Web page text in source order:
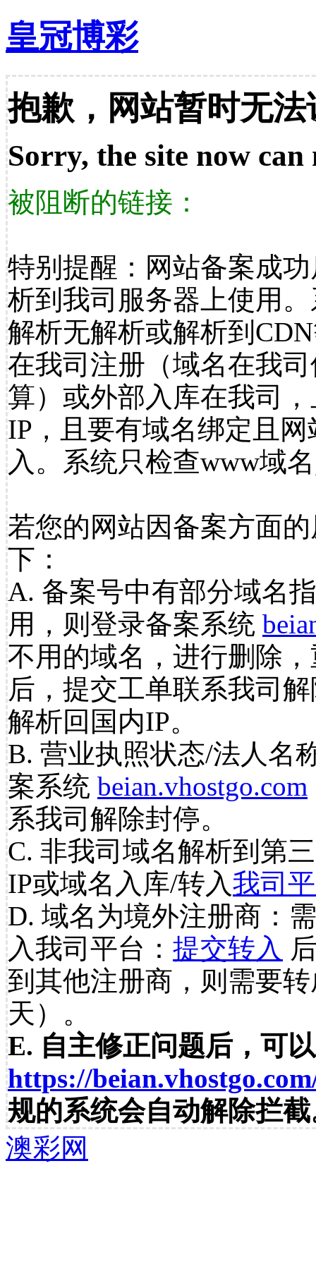
皇冠博彩
抱歉，网站暂时无法
Sorry, the site now can
被阻断的链接：
特别提醒：网站备案成
析到我司服务器上使用
解析无解析或解析到
在我司注册（域名在我
算）或外部入库在我司
IP，且要有域名绑定且
入。系统只检查www域
若您的网站因备案方面
下：
A. 备案号中有部分域名
用，则登录备案系统
不用的域名，进行删除
后，提交工单联系我司
解析回国内IP。
B. 营业执照状态/法人名
案系统 beian.vhostgo.com
系我司解除封停。
C. 非我司域名解析到第
IP或域名入库/转入我司
D. 域名为境外注册商：
入我司平台： 提交转入
到其他注册商，则需要
天）。
E. 自主修正问题后，可
https://
规的系统会自动解除拦
澳彩网